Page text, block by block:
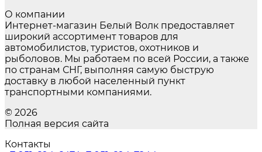
О компании
Интернет-магазин Белый Волк предоставляет
широкий ассортимент товаров для
автомобилистов, туристов, охотников и
рыболовов. Мы работаем по всей России, а также
по странам СНГ, выполняя самую быструю
доставку в любой населенный пункт
транспортными компаниями.
© 2026
Полная версия сайта
Контакты